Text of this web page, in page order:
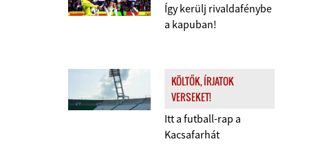
Így kerülj rivaldafénybe
a kapuban!
KÖLTŐK, ÍRJATOK
VERSEKET!
Itt a futball-rap a
Kacsafarhát